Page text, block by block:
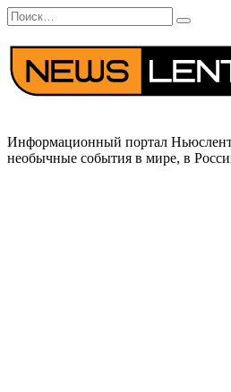
Перейти
к
содержанию
Search
for:
Информационный портал
необычные события в мире, в